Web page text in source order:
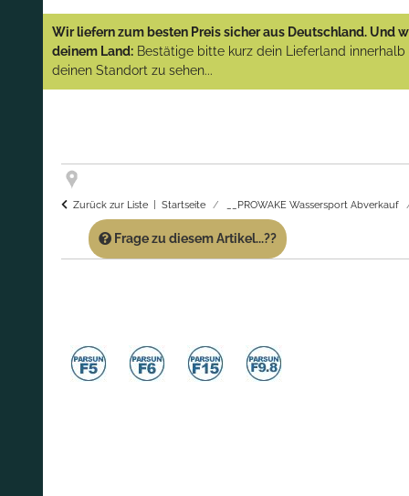
(Abverkauf)!
GARANTIE UND SERVICE:
Wir liefern zum besten Preis sicher aus Deutschland. Und
deinem Land: Bestätige bitte kurz dein Lieferland
deinen Standort zu sehen...
Zurück zur Liste Startseite __PROWAKE Wassersport Abverkauf
Frage zu diesem Artikel...??